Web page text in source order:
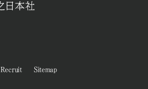
Recruit Sitemap